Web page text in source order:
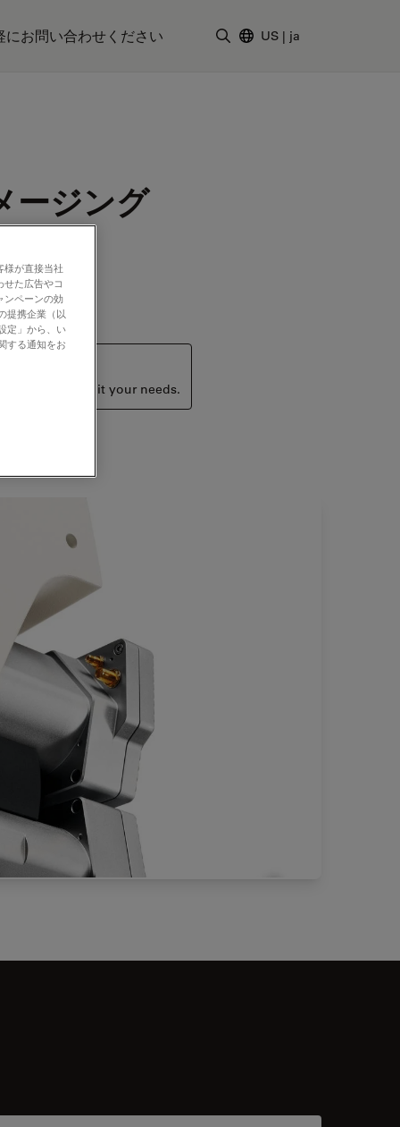
にお問い合わせください US | ja
ージング
that may suit your needs.
様が直接当社
た広告やコ
ンペーンの効
提携企業（以
定」から、い
する通知をお